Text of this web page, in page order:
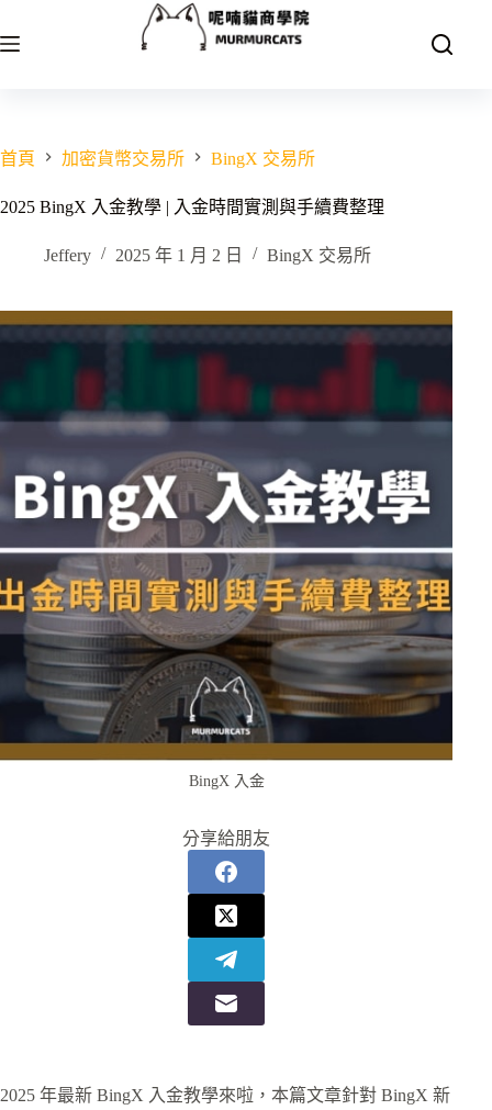
至
容
首頁 加密貨幣交易所 BingX 交易所
2025 BingX 入金教學 | 入金時間實測與手續費整理
Jeffery 2025 年 1 月 2 日 BingX 交易所
BingX 入金
分享給朋友
2025 年最新 BingX 入金教學來啦，本篇文章針對 BingX 新